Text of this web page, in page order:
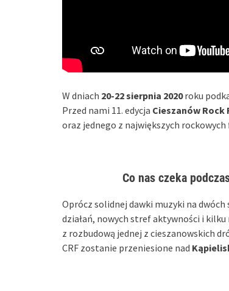
W dniach 20-22 sierpnia 2020roku
Przed nami 11. edycja Cieszanów Rock
oraz jednego z największych
Co nas czeka
Oprócz solidnej dawki muzyki na dwóch
działań, nowych stref aktywności i
z rozbudową jednej z cieszanowskich
CRF zostanie przeniesione nad